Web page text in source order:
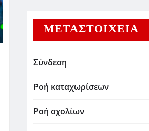
ΜΕΤΑΣΤΟΙΧΕΊΑ
Σύνδεση
Ροή καταχωρίσεων
Ροή σχολίων